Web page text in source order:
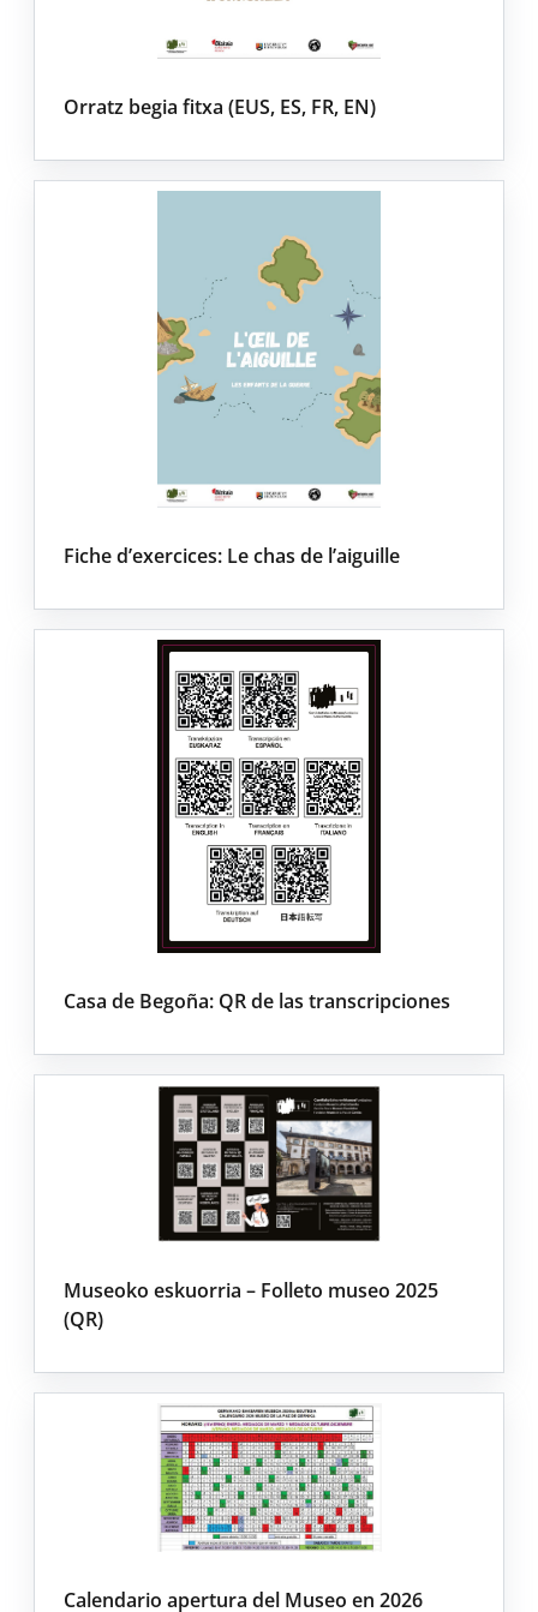
Orratz begia fitxa (EUS, ES, FR, EN)
Fiche d’exercices: Le chas de l’aiguille
Casa de Begoña: QR de las transcripciones
Museoko eskuorria – Folleto museo 2025
(QR)
Calendario apertura del Museo en 2026